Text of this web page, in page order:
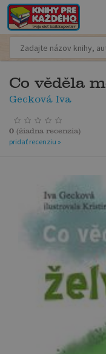
Co věděla
Gecková Iva
0 (žiadna recenzia)
pridať recenziu »